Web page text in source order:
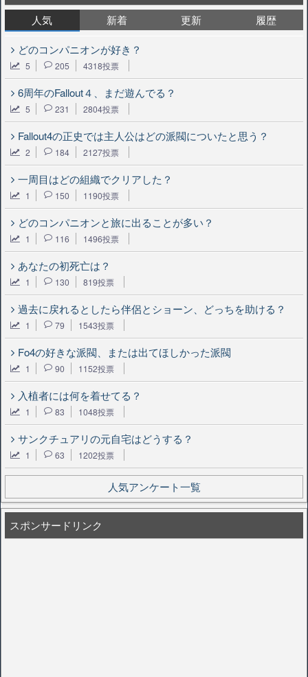
人気
新着 更新 履歴
どのコンパニオンが好き？
5 205 4318投票
6周年のFallout４、まだ遊んでる？
5 231 2804投票
Fallout4の正史では主人公はどの派閥についたと思う？
2 184 2127投票
一周目はどの組織でクリアした？
1 150 1190投票
どのコンパニオンと旅に出ることが多い？
1 116 1496投票
あなたの初死亡は？
1 130 819投票
過去に戻れるとしたら伴侶とショーン、どっちを助ける？
1 79 1543投票
Fo4の好きな派閥、または出てほしかった派閥
1 90 1152投票
入植者には何を着せてる？
1 83 1048投票
サンクチュアリの元自宅はどうする？
1 63 1202投票
人気アンケート一覧
スポンサードリンク